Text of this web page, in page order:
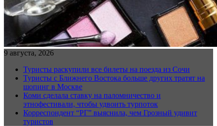
9 августа, 2026
Туристы раскупили все билеты на поезда из Сочи
Туристы с Ближнего Востока больше других тратят на
шопинг в Москве
Коми сделала ставку на паломничество и
этнофестивали, чтобы удвоить турпоток
Корреспондент “РГ” выяснила, чем Грозный удивит
туристов